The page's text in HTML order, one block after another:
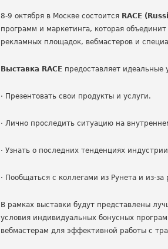
8-9 октября в Москве состоится RACE (
программ и маркетинга, которая
рекламных площадок, вебмастеров и
Выставка RACE предоставляет идеальные
· Презентовать свои продукты и услуги.
· Лично проследить ситуацию на
· Узнать о последних тенденциях
· Пообщаться с коллегами из Рунета и из-за
В рамках выставки будут представлены
условия индивидуальных бонусных
вебмастерам для эффективной работы с